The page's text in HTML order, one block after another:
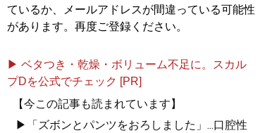
ているか、メールアドレスが間違っている可能性
があります。再度ご登録ください。
▶ ベタつき・乾燥・ボリューム不足に。スカル
プDを公式でチェック [PR]
【今この記事も読まれています】
▶「ズボンとパンツをおろしました」...口腔性